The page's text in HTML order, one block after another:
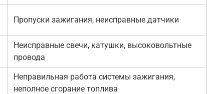
Пропуски зажигания, неисправные датчики
Неисправные свечи, катушки, высоковольтные
провода
Неправильная работа системы зажигания,
неполное сгорание топлива